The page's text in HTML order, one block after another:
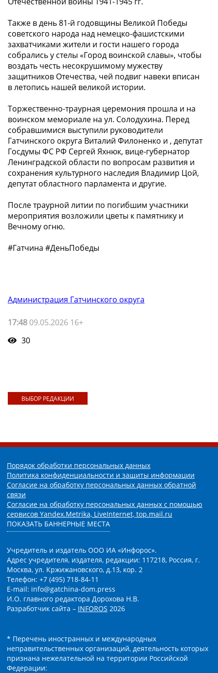
Также в день 81-й годовщины Великой Победы
советского народа над немецко-фашистскими
захватчиками жители и гости нашего города
собрались у стелы «Город воинской славы», чтобы
воздать честь несокрушимому мужеству
защитников Отечества, чей подвиг навеки вписан
в летопись нашей великой истории.
Торжественно-траурная церемония прошла и на
воинском мемориале на ул. Солодухина. Перед
собравшимися выступили руководители
Гатчинского округа Виталий Филоненко и , депутат
Госдумы ФС РФ Сергей Яхнюк, вице-губернатор
Ленинградской области по вопросам развития и
сохранения культурного наследия Владимир Цой,
депутат областного парламента и другие.
После траурной литии по погибшим участники
мероприятия возложили цветы к памятнику и
Вечному огню.
#Гатчина #ДеньПобеды
Администрация Гатчинского округа
17:48 09.05.2026 16+
30
ВЫБОР РЕДАКЦИИ
Порядок обработки персональных данных
Политика конфиденциальности и защиты информации
Согласие на обработку персональных данных обратной
связи
Согласие на обработку персональных данных с помощью
сервисов Yandex.Metrika, LiveInternet, top.mail.ru
ПОКАЗАТЬ БАННЕРНЫЕ МЕСТА
Учредитель и издатель ООО ИА «Инфорос».
Адрес учредителя, издателя, редакции: 117218, Россия, г.
Москва, ул. Кржижановского, д.13, кор. 2
Телефон: +7 (495) 718-84-11
E-mail: info@gatchina-dom.press
И.О. главного редактора Дорохова Н.В.
Разработчик сайта – INFOROS 2026
* Перечень иностранных и международных
неправительственных организаций, деятельность которых
признана нежелательной на территории Российской
Федерации: